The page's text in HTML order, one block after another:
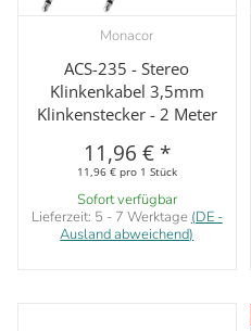
Monacor
ACS-235 - Stereo
Klinkenkabel 3,5mm
Klinkenstecker - 2 Meter
11,96 € *
11,96 € pro 1 Stück
Sofort verfügbar
Lieferzeit: 5 - 7 Werktage (DE -
Ausland abweichend)